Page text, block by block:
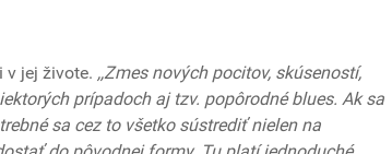
v jej živote. ,,Zmes nových pocitov, skúseností,
prípadoch aj tzv. popôrodné blues. Ak sa
sa cez to všetko sústrediť nielen na